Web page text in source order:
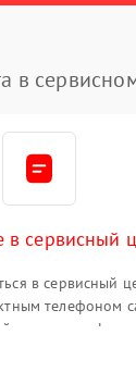
в
сервисный
в сервисный
телефоном
номер телефона